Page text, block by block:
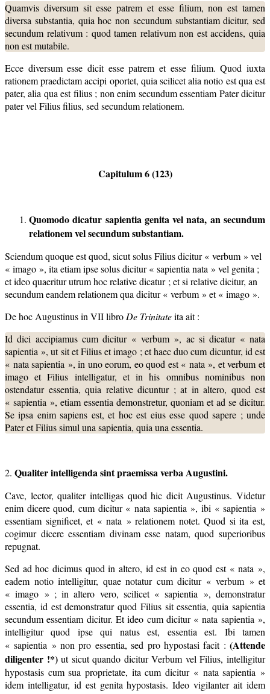
Quamvis diversum sit esse patrem et esse filium, non est tamen
diversa substantia, quia hoc non secundum substantiam dicitur, sed
secundum relativum : quod tamen relativum non est accidens, quia
non est mutabile.
Ecce diversum esse dicit esse patrem et esse filium. Quod iuxta
rationem praedictam accipi oportet, quia scilicet alia notio est qua est
pater, alia qua est filius ; non enim secundum essentiam Pater dicitur
pater vel Filius filius, sed secundum relationem.
Capitulum 6 (123)
Quomodo dicatur sapientia genita vel nata, an secundum
relationemvel secundum substantiam.
Sciendum quoque est quod, sicut solus Filius dicitur « verbum » vel
« imago », ita etiam ipse solus dicitur « sapientia nata » vel genita ;
et ideo quaeritur utrum hoc relative dicatur ; et si relative dicitur, an
secundum eandem relationem qua dicitur « verbum » et « imago ».
De hoc Augustinus in VII libro De Trinitateita ait :
Id dici accipiamus cum dicitur « verbum », ac si dicatur « nata
sapientia », ut sit et Filius et imago ; et haec duo cum dicuntur, id est
« nata sapientia », in uno eorum, eo quod est « nata », et verbum et
imago et Filius intelligatur, et in his omnibus nominibus non
ostendatur essentia, quia relative dicuntur ; at in altero, quod est
« sapientia », etiam essentia demonstretur, quoniam et ad se dicitur.
Se ipsa enim sapiens est, et hoc est eius esse quod sapere ; unde
Pater et Filius simul una sapientia, quia una essentia.
2. Qualiter intelligenda sint praemissa verba Augustini.
Cave, lector, qualiter intelligas quod hic dicit Augustinus. Videtur
enim dicere quod, cum dicitur « nata sapientia », ibi « sapientia »
essentiam significet, et « nata » relationem notet. Quod si ita est,
cogimur dicere essentiam divinam esse natam, quod superioribus
repugnat.
Sed ad hoc dicimus quod in altero, id est in eo quod est « nata »,
eadem notio intelligitur, quae notatur cum dicitur « verbum » et
« imago » ; in altero vero, scilicet « sapientia », demonstratur
essentia, id est demonstratur quod Filius sit essentia, quia sapientia
secundum essentiam dicitur. Et ideo cum dicitur « nata sapientia »,
intelligitur quod ipse qui natus est, essentia est. Ibi tamen
« sapientia » non pro essentia, sed pro hypostasi facit : (Attende
diligenter !*)ut sicut quando dicitur Verbum vel Filius, intelligitur
hypostasis cum sua proprietate, ita cum dicitur « nata sapientia »
idem intelligatur, id est genita hypostasis. Ideo vigilanter ait idem